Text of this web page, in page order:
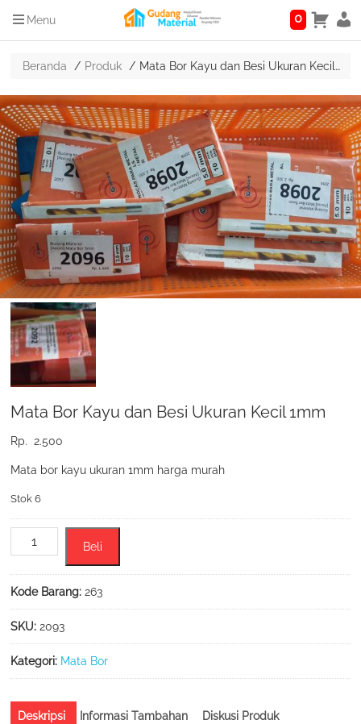
Menu 0
Beranda Produk Mata Bor Kayu dan Besi Ukuran Kecil 1mm
Mata Bor Kayu dan Besi Ukuran Kecil 1mm
Rp. 2.500
Mata bor kayu ukuran 1mm harga murah
Stok 6
Mata
Kayu
dan
Besi
Ukuran
Kecil
1mm
Beli
Kode Barang:263
SKU:2093
Kategori: Mata Bor
Deskripsi Informasi Tambahan Diskusi Produk